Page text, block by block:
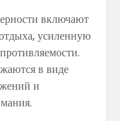
включают
усиленную
в виде
и